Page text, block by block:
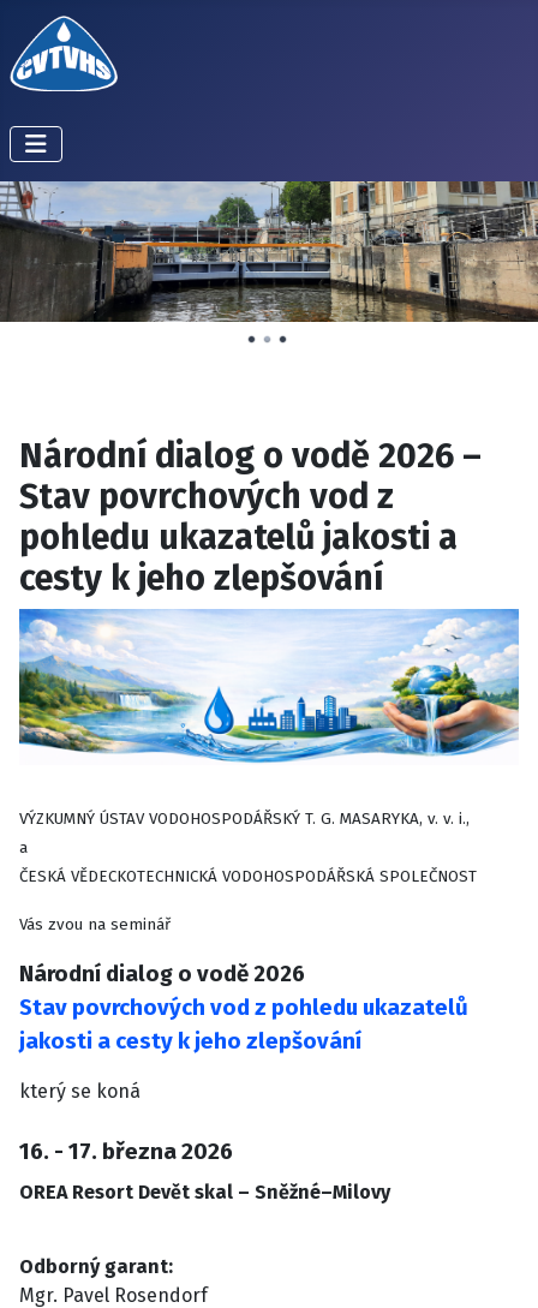
Národní dialog o vodě 2026 –
Stav povrchových vod z
pohledu ukazatelů jakosti a
cesty k jeho zlepšování
VÝZKUMNÝ ÚSTAV VODOHOSPODÁŘSKÝ T. G. MASARYKA, v. v. i.,
a
ČESKÁ VĚDECKOTECHNICKÁ VODOHOSPODÁŘSKÁ SPOLEČNOST
Vás zvou na seminář
Národní dialog o vodě 2026
Stav povrchových vod z pohledu ukazatelů
jakosti a cesty k jeho zlepšování
který se koná
16. - 17. března 2026
OREA Resort Devět skal – Sněžné–Milovy
Odborný garant:
Mgr. Pavel Rosendorf